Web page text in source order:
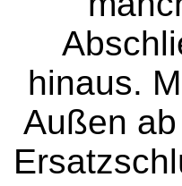
hinaus.
Außen